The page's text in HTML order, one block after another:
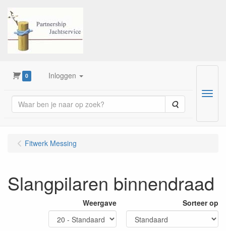
0 Inloggen
Zoeken
Menu
Fitwerk Messing
Slangpilaren binnendraad
Weergave Sorteer op